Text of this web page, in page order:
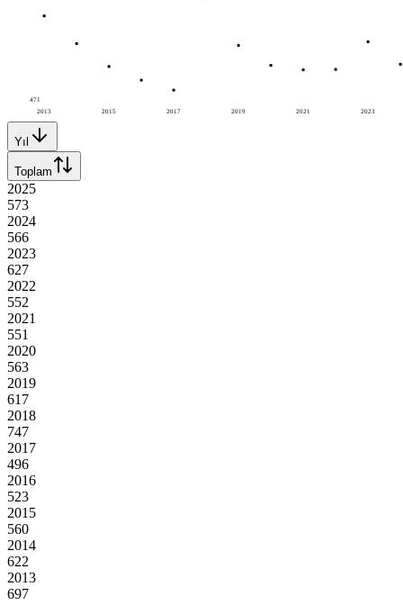
2013 2015 2017 2019 2021 2023
471
Yıl
Toplam
2025
573
2024
566
2023
627
2022
552
2021
551
2020
563
2019
617
2018
747
2017
496
2016
523
2015
560
2014
622
2013
697